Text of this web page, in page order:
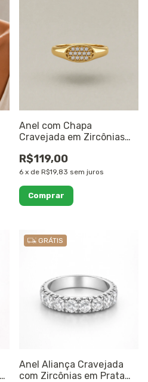
Anel com Chapa
Cravejada em Zircônias
R$119,00
6 x de R$19,83 sem juros
Comprar
GRÁTIS
Anel Aliança Cravejada
com Zircônias em Prata